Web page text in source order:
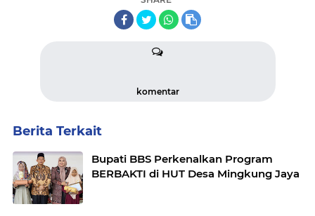
komentar
Berita Terkait
Bupati BBS Perkenalkan Program
BERBAKTI di HUT Desa Mingkung Jaya